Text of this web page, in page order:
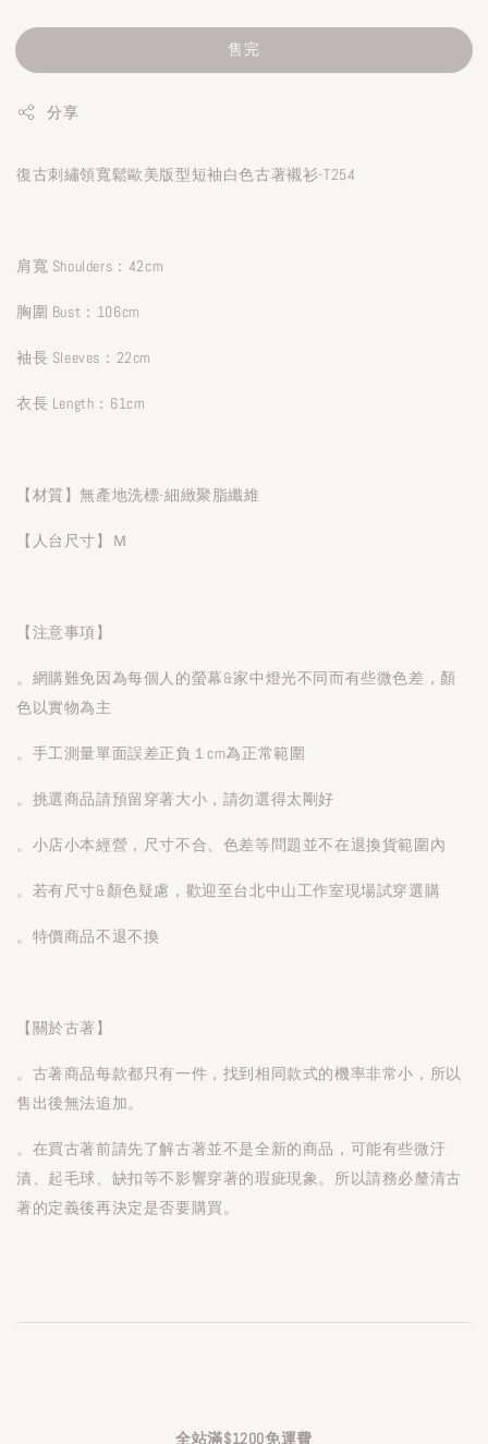
售完
分享
復古刺繡領寬鬆歐美版型短袖白色古著襯衫-T254
肩寬 Shoulders：42cm
胸圍 Bust：106cm
袖長 Sleeves：22cm
衣長 Length：61cm
【材質】無產地洗標-細緻聚脂纖維
【人台尺寸】Ｍ
【注意事項】
。網購難免因為每個人的螢幕&家中燈光不同而有些微色差，顏
色以實物為主
。手工測量單面誤差正負１cm為正常範圍
。挑選商品請預留穿著大小，請勿選得太剛好
。小店小本經營，尺寸不合、色差等問題並不在退換貨範圍內
。若有尺寸&顏色疑慮，歡迎至台北中山工作室現場試穿選購
。特價商品不退不換
【關於古著】
。古著商品每款都只有一件，找到相同款式的機率非常小，所以
售出後無法追加。
。在買古著前請先了解古著並不是全新的商品，可能有些微汙
漬、起毛球、缺扣等不影響穿著的瑕疵現象。所以請務必釐清古
著的定義後再決定是否要購買。
全站滿$1200免運費